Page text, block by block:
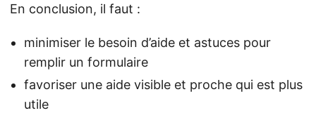
En conclusion, il faut :
minimiser le besoin d’aide et astuces pour
remplir un formulaire
favoriser une aide visible et proche qui est plus
utile